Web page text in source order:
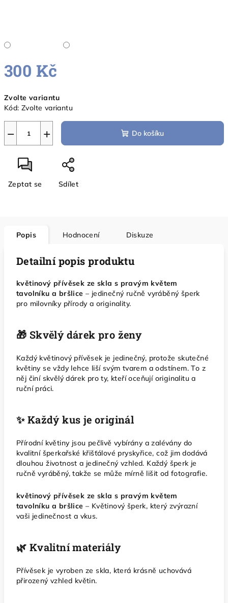
300 Kč
cena:
Zvolte variantu
Kód: Zvolte variantu
+
− Do košíku
Zeptat se Sdílet
Popis Hodnocení Diskuze
Detailní popis produktu
květinový přívěsek ze skla s pravým květem
tavolníku a bršlice – jedinečný ručně vyráběný šperk
pro milovníky přírody a originality.
🎁 Skvělý dárek pro ženy
Každý květinový přívěsek je jedinečný, protože skutečné
květiny se vždy lehce liší svým tvarem a odstínem. To z
něj činí skvělý dárek pro ty, kteří oceňují originalitu a
ruční práci.
✨ Každý kus je originál
Přírodní květiny jsou pečlivě vybírány a zalévány do
kvalitní šperkařské křišťálové pryskyřice, což jim dodává
dlouhou životnost a jedinečný vzhled. Každý šperk je
ručně vyráběný, takže se může mírně lišit od fotografie.
květinový přívěsek ze skla s pravým květem
tavolníku a bršlice – Květinový šperk, který zvýrazní
vaši jedinečnost a vkus.
🌿 Kvalitní materiály
Přívěsek je vyroben ze skla, která krásně uchovává
přirozený vzhled květin.